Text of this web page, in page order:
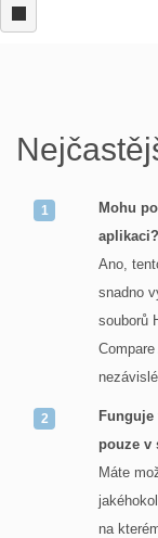
Mohu
aplikaci?
Ano,
snadno
souborů
pouze v
Máte
na